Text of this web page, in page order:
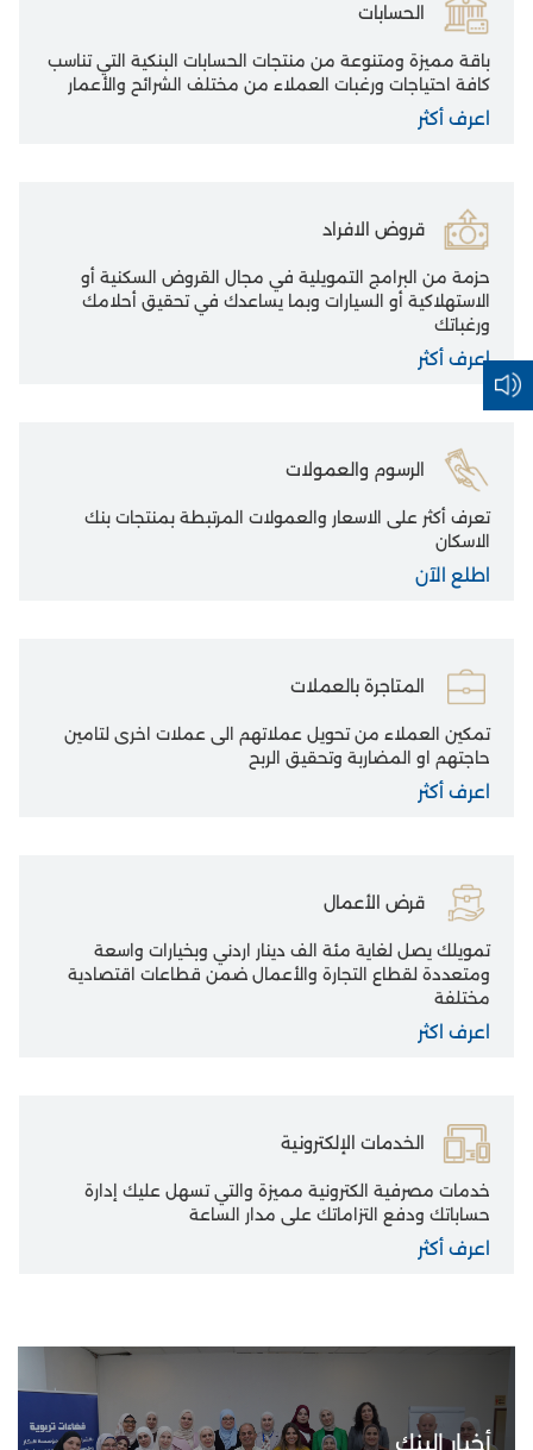
الحسابات
باقة مميزة ومتنوعة من منتجات الحسابات البنكية التي تناسب
كافة احتياجات ورغبات العملاء من مختلف الشرائح والأعمار
اعرف أكثر
قروض الافراد
حزمة من البرامج التمويلية في مجال القروض السكنية أو
الاستهلاكية أو السيارات وبما يساعدك في تحقيق أحلامك
ورغباتك
اعرف أكثر
الرسوم والعمولات
تعرف أكثر على الاسعار والعمولات المرتبطة بمنتجات بنك
الاسكان
اطلع الآن
المتاجرة بالعملات
تمكين العملاء من تحويل عملاتهم الى عملات اخرى لتامين
حاجتهم او المضاربة وتحقيق الربح
اعرف أكثر
قرض الأعمال
تمويلك يصل لغاية مئة الف دينار اردني وبخيارات واسعة
ومتعددة لقطاع التجارة والأعمال ضمن قطاعات اقتصادية
مختلفة
اعرف اكثر
الخدمات الإلكترونية
خدمات مصرفية الكترونية مميزة والتي تسهل عليك إدارة
حساباتك ودفع التزاماتك على مدار الساعة
اعرف أكثر
أخبار البنك